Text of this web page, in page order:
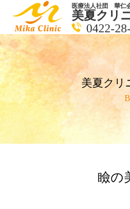
医療法人社団 華仁
美夏クリ
0422-
美夏クリ
瞼の
医師紹介
診療科目
クリニックの紹介